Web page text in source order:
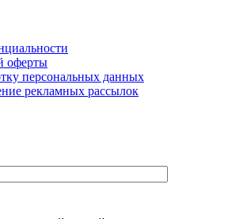
оферты
персональных данных
рекламных рассылок